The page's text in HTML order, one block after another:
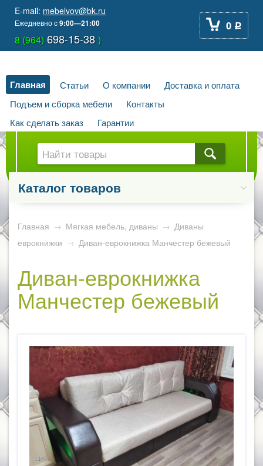
E-mail: mebelvov@bk.ru
Ежедневноc9:00—21:00
8 (964) 698-15-38)
0 Р
Главная Статьи О компании
Доставка и оплата
Подъем и сборка мебели
Контакты
Как сделать заказ
Гарантии
Каталог товаров
Главная → Мягкая мебель, диваны → Диваны
еврокнижки → Диван-еврокнижка Манчестер бежевый
Диван-еврокнижка
Манчестер бежевый